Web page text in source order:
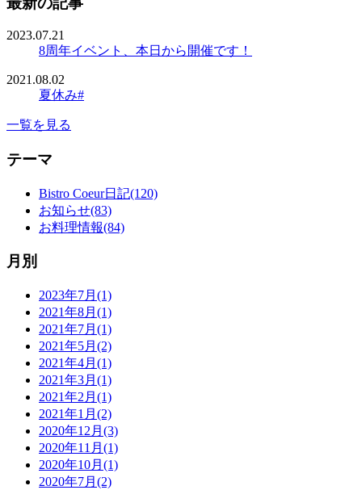
2023.07.21
8周年イベント、本日から開催です！
2021.08.02
夏休み#
一覧を見る
テーマ
Bistro Coeur日記(120)
お知らせ(83)
お料理情報(84)
月別
2023年7月(1)
2021年8月(1)
2021年7月(1)
2021年5月(2)
2021年4月(1)
2021年3月(1)
2021年2月(1)
2021年1月(2)
2020年12月(3)
2020年11月(1)
2020年10月(1)
2020年7月(2)